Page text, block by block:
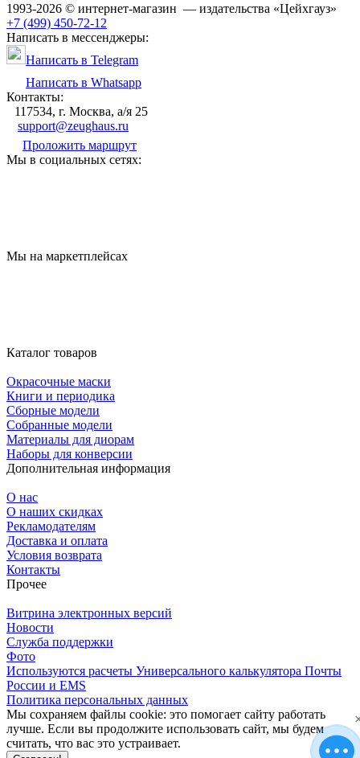
1993-2026 © интернет-магазин — издательства «Цейхгауз»
+7 (499) 450-72-12
Написать в мессенджеры:
Написать в Telegram
Написать в Whatsapp
Контакты:
117534, г. Москва, а/я 25
support@zeughaus.ru
Проложить маршрут
Мы в социальных сетях:
Мы на маркетплейсах
Каталог товаров
Окрасочные маски
Книги и периодика
Сборные модели
Собранные модели
Материалы для диорам
Наборы для конверсии
Дополнительная информация
О нас
О наших скидках
Рекламодателям
Доставка и оплата
Условия возврата
Контакты
Прочее
Витрина электронных версий
Новости
Служба поддержки
Фото
Используются расчеты Универсального калькулятора Почты
России и EMS
Политика персональных данных
Мы сохраняем файлы cookie: это помогает сайту работать
лучше. Если вы продолжите использовать сайт, мы будем
считать, что вас это устраивает.